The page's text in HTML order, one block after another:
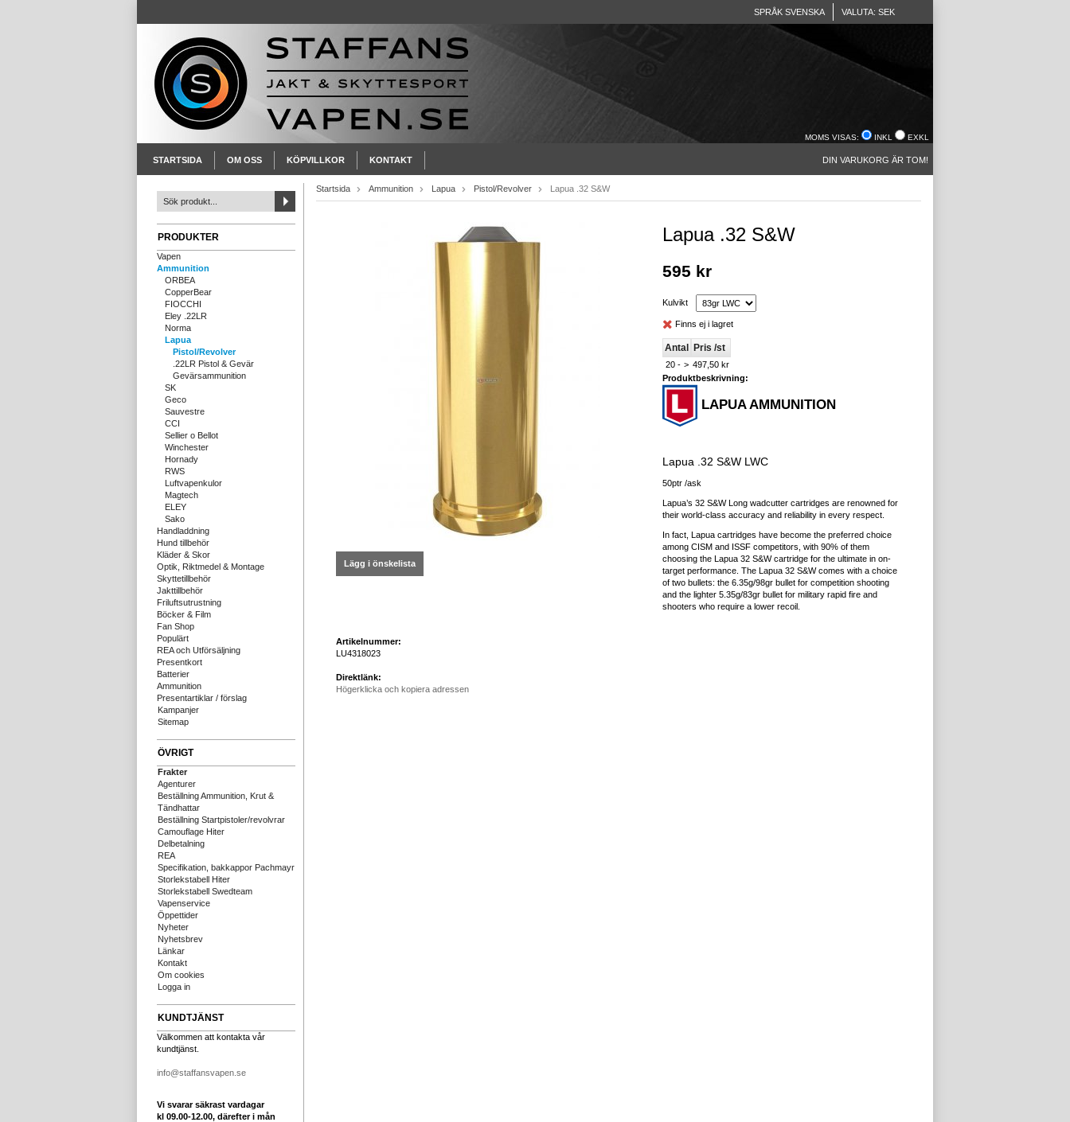
SPRÅK SVENSKA VALUTA: SEK
MOMS VISAS: INKL EXKL
STARTSIDA OM OSS KÖPVILLKOR KONTAKT DIN VARUKORG ÄR TOM!
PRODUKTER
Vapen
Ammunition
ORBEA
CopperBear
FIOCCHI
Eley .22LR
Norma
Lapua
Pistol/Revolver
.22LR Pistol & Gevär
Gevärsammunition
SK
Geco
Sauvestre
CCI
Sellier o Bellot
Winchester
Hornady
RWS
Luftvapenkulor
Magtech
ELEY
Sako
Handladdning
Hund tillbehör
Kläder & Skor
Optik, Riktmedel & Montage
Skyttetillbehör
Jakttillbehör
Friluftsutrustning
Böcker & Film
Fan Shop
Populärt
REA och Utförsäljning
Presentkort
Batterier
Ammunition
Presentartiklar / förslag
Kampanjer
Sitemap
ÖVRIGT
Frakter
Agenturer
Beställning Ammunition, Krut &
Tändhattar
Beställning Startpistoler/revolvrar
Camouflage Hiter
Delbetalning
REA
Specifikation, bakkappor Pachmayr
Storlekstabell Hiter
Storlekstabell Swedteam
Vapenservice
Öppettider
Nyheter
Nyhetsbrev
Länkar
Kontakt
Om cookies
Logga in
KUNDTJÄNST
Välkommen att kontakta vår
kundtjänst.
info@staffansvapen.se
Vi svarar säkrast vardagar
kl 09.00-12.00, därefter i mån
Startsida Ammunition Lapua Pistol/Revolver Lapua .32 S&W
Lägg i önskelista
Artikelnummer:
LU4318023
Direktlänk:
Högerklicka och kopiera adressen
Lapua .32 S&W
595 kr
Kulvikt
Finns ej i lagret
Antal Pris /st
20 - > 497,50 kr
Produktbeskrivning:
LAPUA AMMUNITION
Lapua .32 S&W LWC
50ptr /ask
Lapua’s 32 S&W Long wadcutter cartridges are renowned for
their world-class accuracy and reliability in every respect.
In fact, Lapua cartridges have become the preferred choice
among CISM and ISSF competitors, with 90% of them
choosing the Lapua 32 S&W cartridge for the ultimate in on-
target performance. The Lapua 32 S&W comes with a choice
of two bullets: the 6.35g/98gr bullet for competition shooting
and the lighter 5.35g/83gr bullet for military rapid fire and
shooters who require a lower recoil.